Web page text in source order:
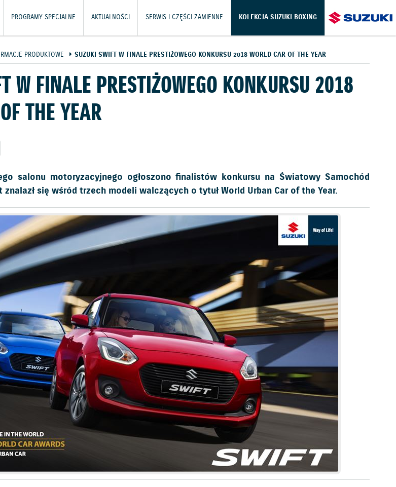
PROGRAMY SPECJALNE AKTUALNOŚCI SERWIS I CZĘŚCI ZAMIENNE KOLEKCJA SUZUKI BOXING
PRODUKTOWE SUZUKI SWIFT W FINALE PRESTIŻOWEGO KONKURSU 2018 WORLD CAR OF THE YEAR
W FINALE PRESTIŻOWEGO KONKURSU 2018
THE YEAR
salonu motoryzacyjnego ogłoszono finalistów konkursu na Światowy Samochód
się wśród trzech modeli walczących o tytuł World Urban Car of the Year.